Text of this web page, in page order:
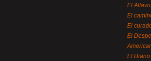
El
El
El
El
El Diario